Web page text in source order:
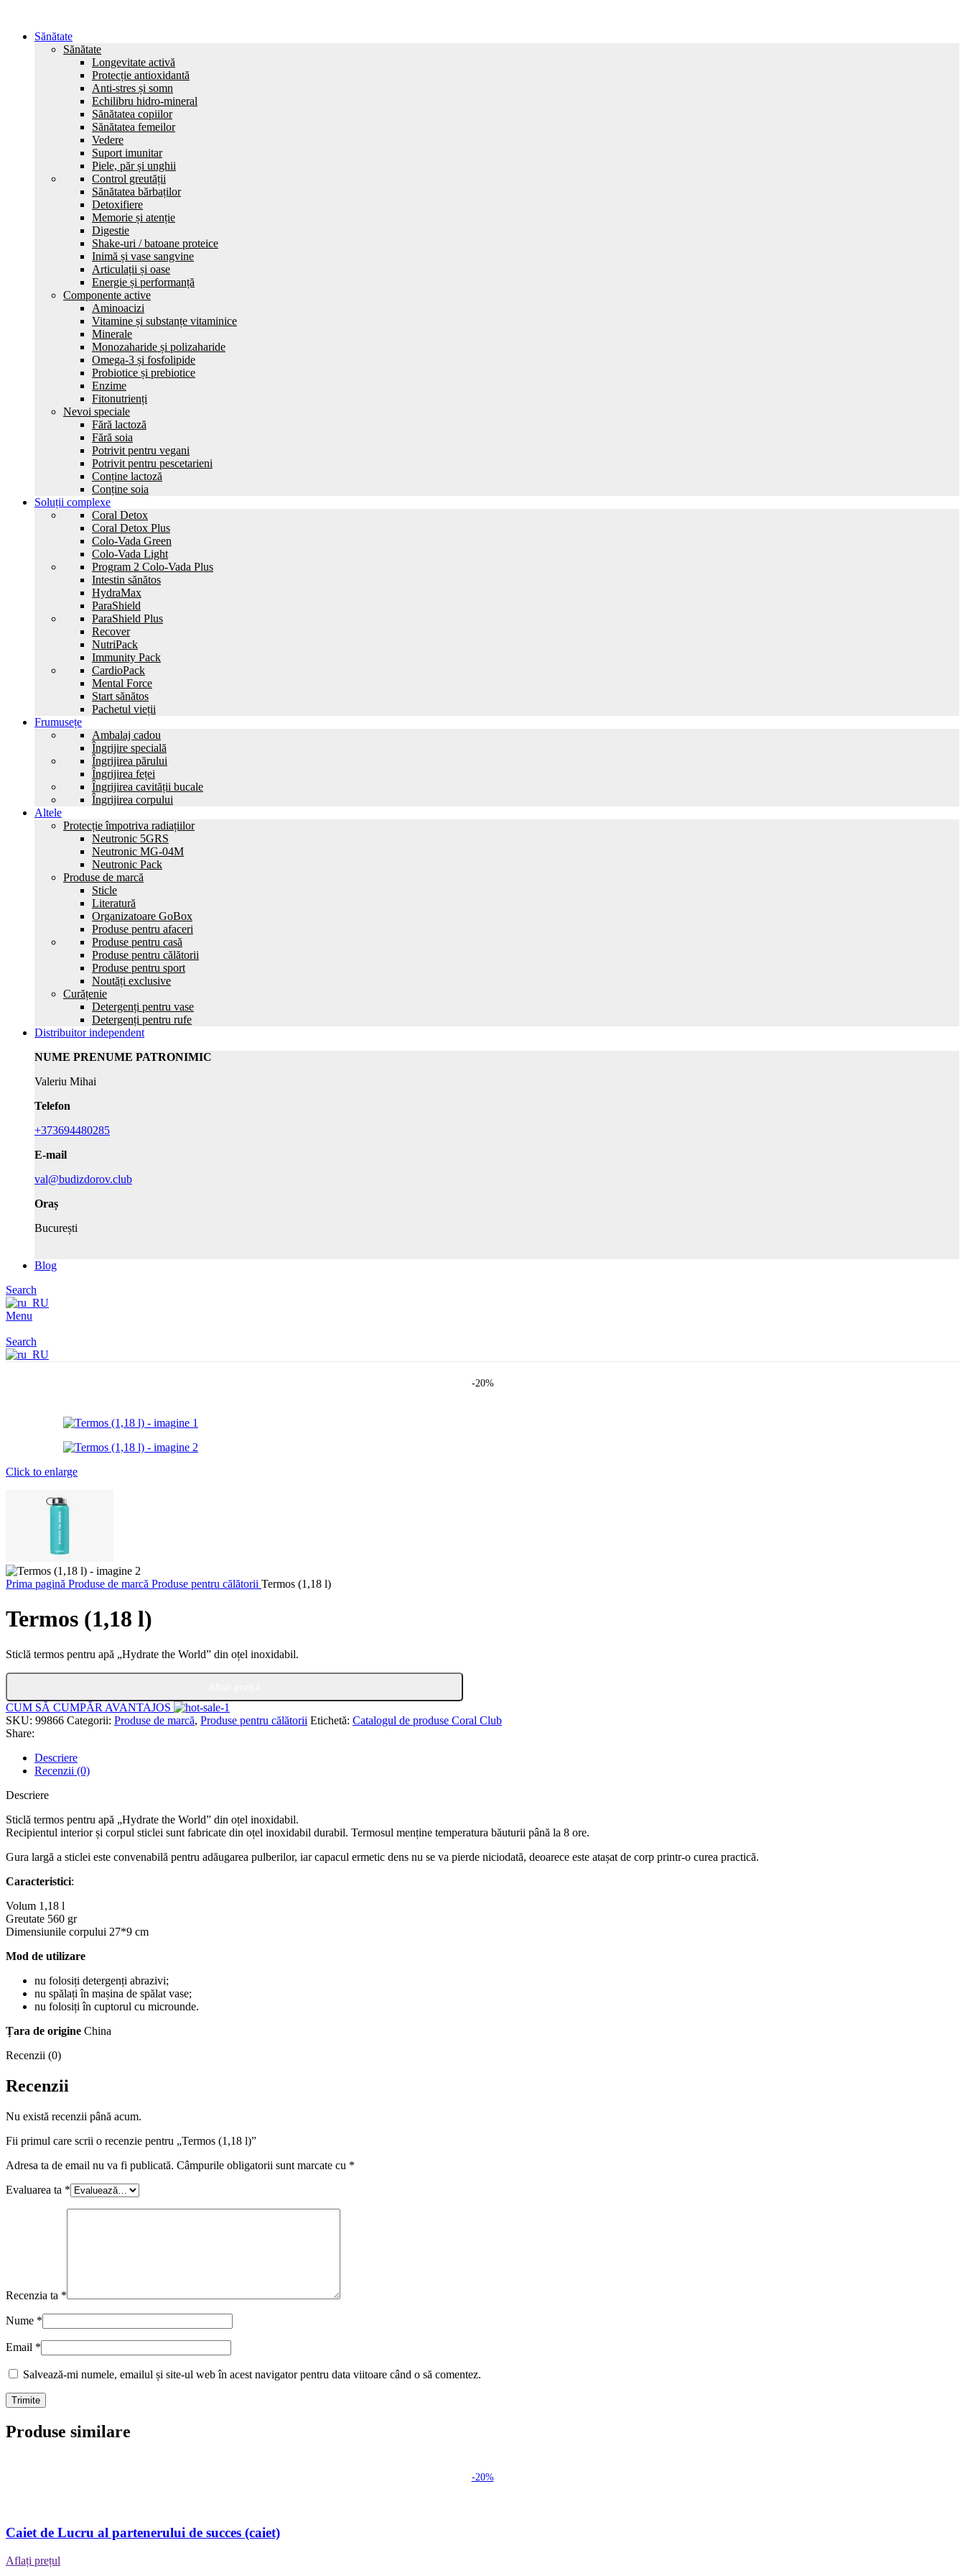
Sănătate
Sănătate
Longevitate activă
Protecție antioxidantă
Anti-stres și somn
Echilibru hidro-mineral
Sănătatea copiilor
Sănătatea femeilor
Vedere
Suport imunitar
Piele, păr și unghii
Control greutății
Sănătatea bărbaților
Detoxifiere
Memorie și atenție
Digestie
Shake-uri / batoane proteice
Inimă și vase sangvine
Articulații și oase
Energie și performanță
Componente active
Aminoacizi
Vitamine și substanțe vitaminice
Minerale
Monozaharide și polizaharide
Omega-3 și fosfolipide
Probiotice și prebiotice
Enzime
Fitonutrienți
Nevoi speciale
Fără lactoză
Fără soia
Potrivit pentru vegani
Potrivit pentru pescetarieni
Conține lactoză
Conține soia
Soluții complexe
Coral Detox
Coral Detox Plus
Colo-Vada Green
Colo-Vada Light
Program 2 Colo-Vada Plus
Intestin sănătos
HydrаMax
ParaShield
ParaShield Plus
Recover
NutriPack
Immunity Pack
CardioPack
Mental Force
Start sănătos
Pachetul vieții
Frumusețe
Ambalaj cadou
Îngrijire specială
Îngrijirea părului
Îngrijirea feței
Îngrijirea cavității bucale
Îngrijirea corpului
Altele
Protecție împotriva radiațiilor
Neutronic 5GRS
Neutronic MG-04M
Neutronic Pack
Produse de marcă
Sticle
Literatură
Organizatoare GoBox
Produse pentru afaceri
Produse pentru casă
Produse pentru călătorii
Produse pentru sport
Noutăți exclusive
Curățenie
Detergenți pentru vase
Detergenți pentru rufe
Distribuitor independent
NUME PRENUME PATRONIMIC
Valeriu Mihai
Telefon
+373694480285
E-mail
val@budizdorov.club
Oraș
București
Blog
Search
Menu
Search
-20%
Click to enlarge
Prima pagină Produse de marcă Produse pentru călătorii Termos (1,18 l)
Termos (1,18 l)
Sticlă termos pentru apă „Hydrate the World” din oțel inoxidabil.
CUM SĂ CUMPĂR AVANTAJOS
SKU: 99866 Categorii: Produse de marcă, Produse pentru călătorii Etichetă: Catalogul de produse Coral Club
Share:
Descriere
Recenzii (0)
Descriere
Sticlă termos pentru apă „Hydrate the World” din oțel inoxidabil.
Recipientul interior și corpul sticlei sunt fabricate din oțel inoxidabil durabil. Termosul menține temperatura băuturii până la 8 ore.
Gura largă a sticlei este convenabilă pentru adăugarea pulberilor, iar capacul ermetic dens nu se va pierde niciodată, deoarece este atașat de corp printr-o curea practică.
Caracteristici:
Volum 1,18 l
Greutate 560 gr
Dimensiunile corpului 27*9 cm
Mod de utilizare
nu folosiți detergenți abrazivi;
nu spălați în mașina de spălat vase;
nu folosiți în cuptorul cu microunde.
Țara de origine China
Recenzii (0)
Recenzii
Nu există recenzii până acum.
Fii primul care scrii o recenzie pentru „Termos (1,18 l)”
Adresa ta de email nu va fi publicată. Câmpurile obligatorii sunt marcate cu *
Evaluarea ta *
Recenzia ta *
Nume *
Email *
Salvează-mi numele, emailul și site-ul web în acest navigator pentru data viitoare când o să comentez.
Produse similare
-20%
Caiet de Lucru al partenerului de succes (caiet)
Aflați prețul